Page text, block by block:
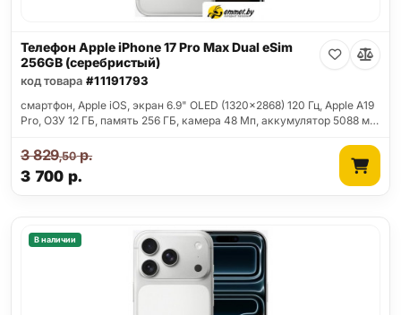
Телефон Apple iPhone 17 Pro Max Dual eSim
256GB (серебристый)
код товара #11191793
смартфон, Apple iOS, экран 6.9" OLED (1320x2868) 120 Гц, Apple A19
Pro, ОЗУ 12 ГБ, память 256 ГБ, камера 48 Мп, аккумулятор 5088 м…
3 700 р.
3 829,50р.
В наличии